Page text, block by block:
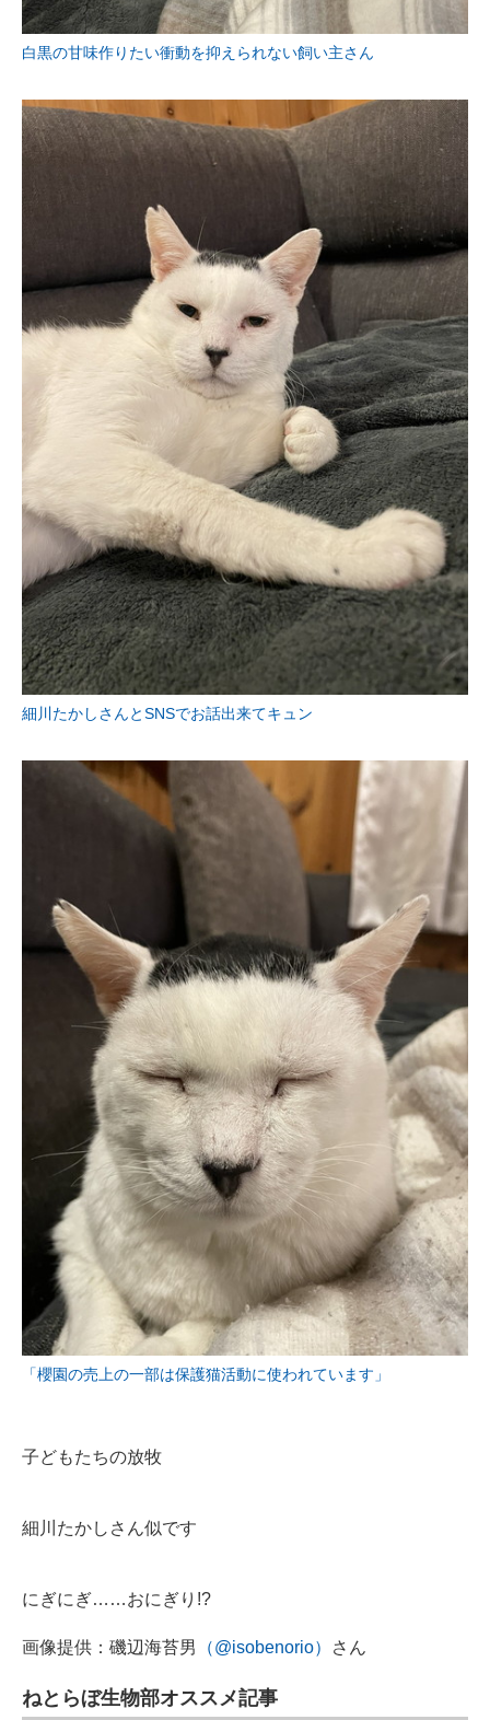
白黒の甘味作りたい衝動を抑えられない飼い主さん
細川たかしさんとSNSでお話出来てキュン
「櫻園の売上の一部は保護猫活動に使われています」
子どもたちの放牧
細川たかしさん似です
にぎにぎ……おにぎり!?
画像提供：磯辺海苔男 （@isobenorio） さん
ねとらぼ生物部オススメ記事